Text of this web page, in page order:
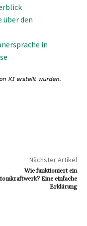
über den
in
Nächster Artikel
Wie funktioniert ein
Eine einfache
Erklärung